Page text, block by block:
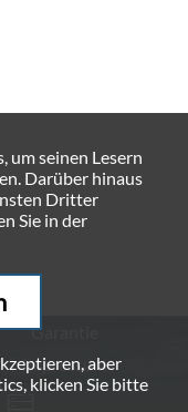
Garantie
Impressum
um seinen Lesern
Darüber hinaus
Dritter
Sie in der
aber
klicken Sie bitte